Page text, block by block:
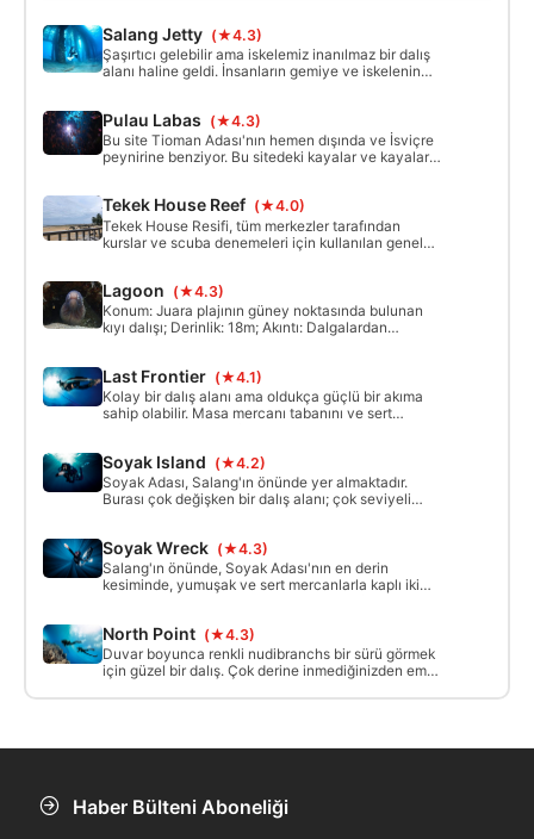
Salang Jetty (★4.3)
Şaşırtıcı gelebilir ama iskelemiz inanılmaz bir dalış
alanı haline geldi. İnsanların gemiye ve iskelenin
sürüleri burada güvenlik arıyor, ancak avcılar her
zaman etrafta.
Pulau Labas (★4.3)
Bu site Tioman Adası'nın hemen dışında ve İsviçre
peynirine benziyor. Bu sitedeki kayalar ve kayalar
nudibranchs ve çocuk balık görülebilir.
Tekek House Reef (★4.0)
Tekek House Resifi, tüm merkezler tarafından
kurslar ve scuba denemeleri için kullanılan genel
kıyıdan 8 metre derinliğe doğru uzanır ve kumlu bir
tabana geçiş yapar.
Lagoon (★4.3)
Konum: Juara plajının güney noktasında bulunan
kıyı dalışı; Derinlik: 18m; Akıntı: Dalgalardan
kumlu dipli koy, büyük mercan kayaları ve nehir
kayası alanları
Last Frontier (★4.1)
Kolay bir dalış alanı ama oldukça güçlü bir akıma
sahip olabilir. Masa mercanı tabanını ve sert
Soyak Island (★4.2)
Soyak Adası, Salang'ın önünde yer almaktadır.
Burası çok değişken bir dalış alanı; çok seviyeli
alanda birleştirildi.
Soyak Wreck (★4.3)
Salang'ın önünde, Soyak Adası'nın en derin
kesiminde, yumuşak ve sert mercanlarla kaplı iki
North Point (★4.3)
Duvar boyunca renkli nudibranchs bir sürü görmek
için güzel bir dalış. Çok derine inmediğinizden emin
Dikkatli olun, akım yüksek gelgit sırasında oldukça
Haber Bülteni Aboneliği